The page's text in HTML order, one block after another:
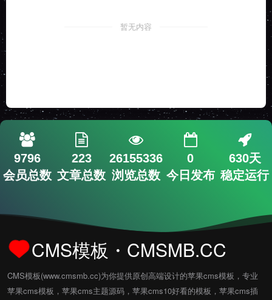
暂无内容
9796
会员总数
223
文章总数
26155336
浏览总数
0
今日发布
630天
稳定运行
CMS模板・CMSMB.CC
CMS模板(www.cmsmb.cc)为你提供原创高端设计的苹果cms模板，专业
苹果cms模板，苹果cms主题源码，苹果cms10好看的模板，苹果cms插